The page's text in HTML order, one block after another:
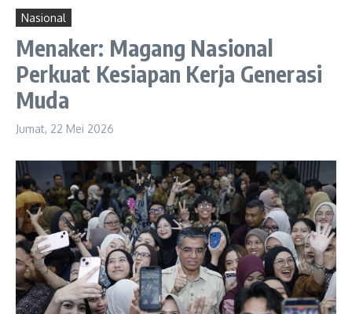
Nasional
Menaker: Magang Nasional
Perkuat Kesiapan Kerja Generasi
Muda
Jumat, 22 Mei 2026